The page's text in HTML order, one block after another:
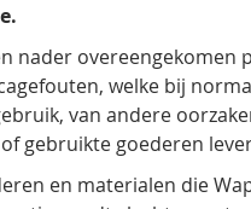
nader
welke bij
van andere
gebruikte goederen
en materialen die